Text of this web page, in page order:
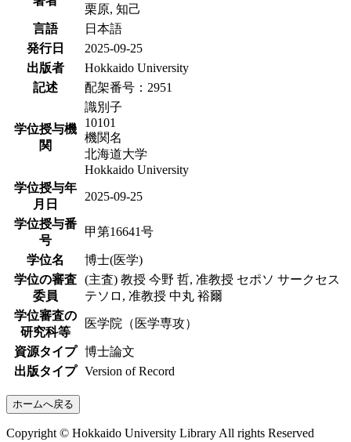
栗原, 知己
言語
日本語
発行日
2025-09-25
出版者
Hokkaido University
記述
配架番号：2951
学位授与機
関
識別子
10101
機関名
北海道大学
Hokkaido University
学位授与年
月日
2025-09-25
学位授与番
号
甲第16641号
学位名
博士(医学)
学位の審査
委員
(主査) 教授 今野 哲, 准教授 セポソ サークセス
テソロ, 准教授 中丸 裕爾
学位審査の
研究科等
医学院（医学専攻）
資源タイプ
博士論文
出版タイプ
Version of Record
ホームへ戻る
Copyright © Hokkaido University Library All rights Reserved